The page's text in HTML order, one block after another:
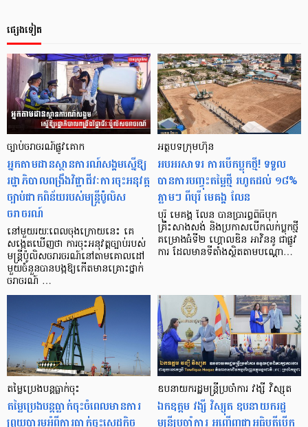
ផ្សេងទៀត
ច្បាប់ចរាចរណ៍ផ្លូវគោក
អ្នកតាមដានស្ថានការណ៍សង្គមស្នើឱ្យ
រដ្ឋាភិបាលពង្រឹងវិជ្ជាជីវៈការចុះអនុវត្ត
ច្បាប់ផាកពិន័យរបស់មន្ត្រីប៉ូលិស
ចរាចរណ៍
នៅមួយរយៈពេលចុងក្រោយនេះ គេ
សង្កេតឃើញថា ការចុះអនុវត្តច្បាប់របស់
មន្ត្រីប៉ូលិសចរារចរណ៍នៅតាមគោលដៅ
មួយចំនួនបានបង្កឱ្យកើតមានគ្រោះថ្នាក់
ចរាចរណ៍ …
អត្ថបទក្រុមហ៊ុន
អបអរសាទរ ការបើកប្លុកថ្មី! ទទួល
បានការបញ្ចុះតម្លៃថ្មី រហូតដល់ ១៨%
ភ្លាមៗ ពីបុរី មេគង្គ លែន
បុរី មេគង្គ លែន បានប្រារព្ធពិធីបុក
គ្រឹះសាងសង់ និងប្រកាសបើកលក់ប្លុកថ្មី
គម្រោងធំទី២ ហ្គោលឌិន អាវិននូ ជាផ្លូវ
ការ ដែលមានទីតាំងស្ថិតតាមបណ្តោ…
តម្លៃប្រេងបន្ដធ្លាក់ចុះ
តម្លៃប្រេងបន្ដធ្លាក់ចុះចំពេលមានការ
ព្រួយបារម្ភអំពីការធ្លាក់ចុះសេដ្ឋកិច្ច
ឧបនាយករដ្ឋមន្ត្រីប្រចាំការ វង្សី វិស្សុត
ឯកឧត្តម វង្សី វិស្សុត ឧបនាយករដ្ឋ
មន្ត្រីប្រចាំការ អញ្ជើញជាអធិបតីបើក